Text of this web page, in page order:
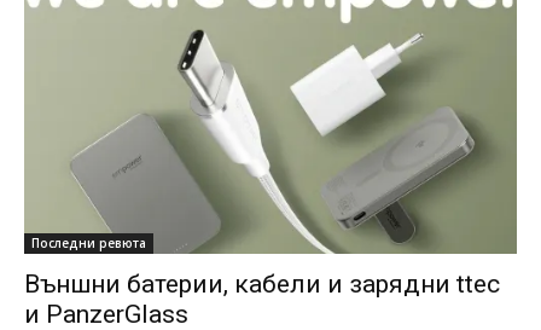
Последни ревюта
Външни батерии, кабели и зарядни ttec
и PanzerGlass